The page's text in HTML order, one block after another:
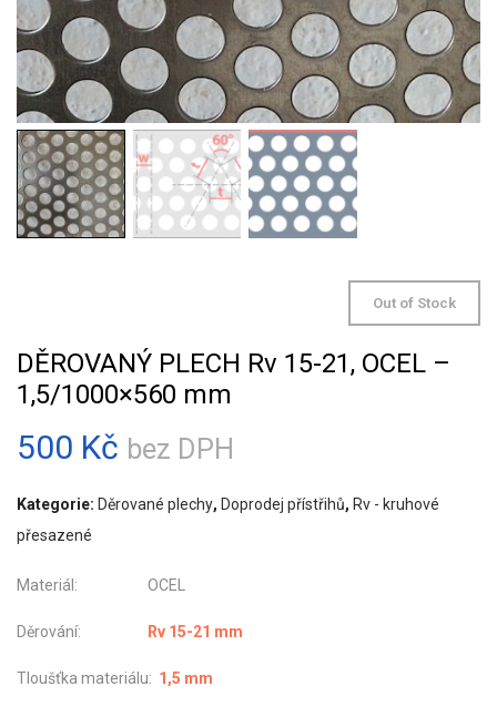
Out of Stock
DĚROVANÝ PLECH Rv 15-21, OCEL –
1,5/1000×560 mm
500 Kč bez DPH
Kategorie: Děrované plechy, Doprodej přístřihů, Rv - kruhové
přesazené
Materiál: OCEL
Děrování: Rv 15-21 mm
Tloušťka materiálu: 1,5 mm